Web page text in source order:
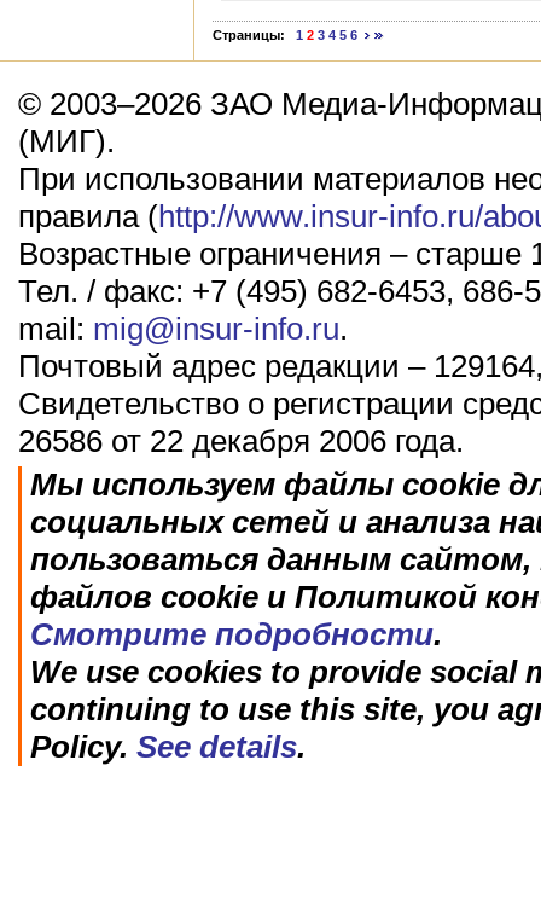
Страницы: 1 2 3 4 5 6
© 2003–2026 ЗАО Медиа-
(МИГ).
При использовании материалов
правила (http://www.insur-info.ru/
Возрастные ограничения – старше
Тел. / факс: +7 (495) 682-6453, 686-
mail: mig@insur-info.ru.
Почтовый адрес редакции –
Свидетельство о регистрации
26586 от 22 декабря 2006 года.
Мы используем файлы cookie
социальных сетей и анализа
пользоваться данным
файлов cookie и Политикой
Смотрите подробности.
We use cookies to provide social
continuing to use this site, you
Policy. See details.